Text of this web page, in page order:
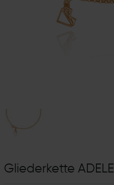
Gliederkette ADELE